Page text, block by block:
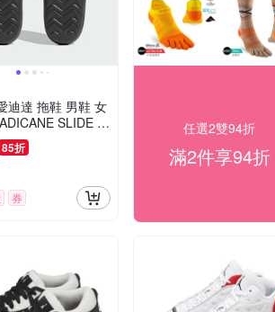
迪達 拖鞋 男鞋 女
SLIDE 黑
85折
券
任選2雙94折
滿2件享94折